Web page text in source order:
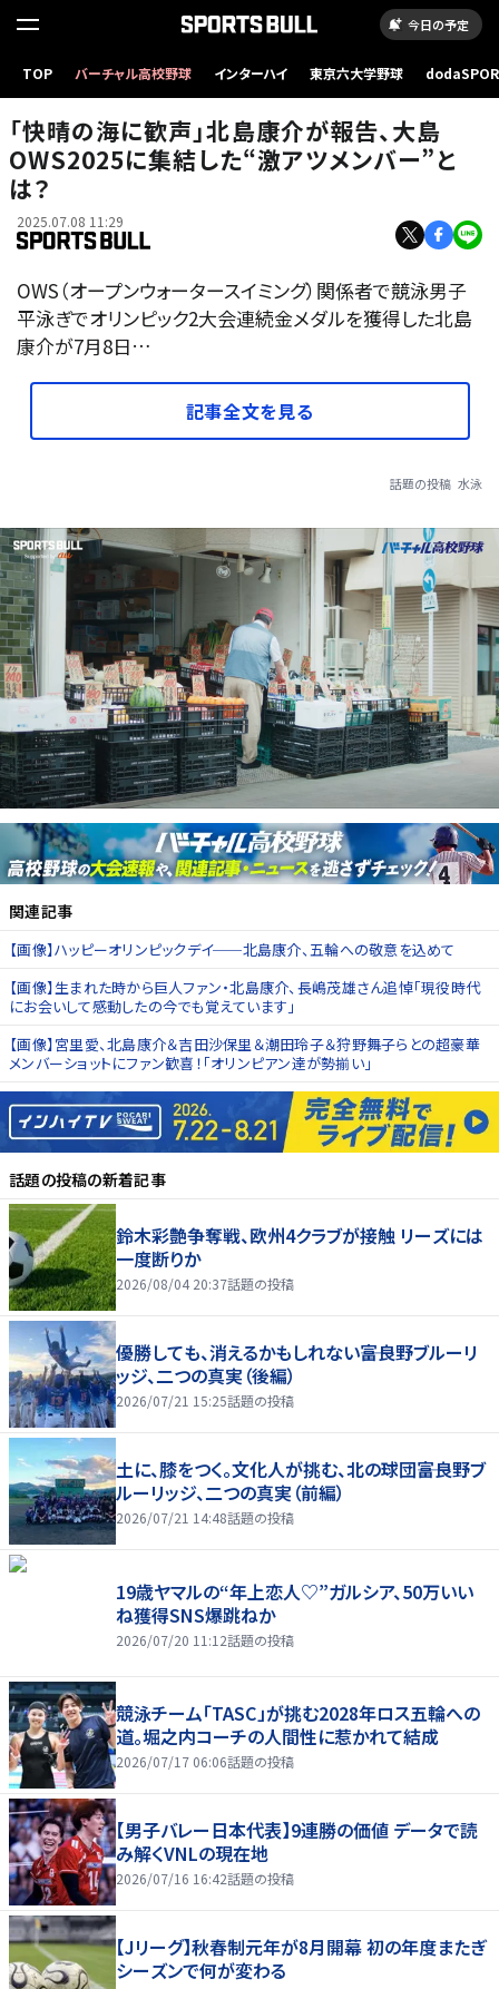
今日の予定
TOP バーチャル高校野球 インターハイ 東京六大学野球
「快晴の海に歓声」北島康介が報告、大島
OWS2025に集結した“激アツメンバー”と
は？
2025.07.08 11:29
OWS（オープンウォータースイミング）関係者で競泳男子
平泳ぎでオリンピック2大会連続金メダルを獲得した北島
康介が7月8日…
記事全文を見る
話題の投稿 水泳
関連記事
【画像】ハッピーオリンピックデイ──北島康介、五輪への敬意を込めて
【画像】生まれた時から巨人ファン・北島康介、長嶋茂雄さん追悼「現役時代
にお会いして感動したの今でも覚えています」
【画像】宮里愛、北島康介＆吉田沙保里＆潮田玲子＆狩野舞子らとの超豪華
メンバーショットにファン歓喜！「オリンピアン達が勢揃い」
話題の投稿の新着記事
鈴木彩艶争奪戦、欧州4クラブが接触 リーズには
一度断りか
2026/08/04 20:37話題の投稿
優勝しても、消えるかもしれない――富良野ブルーリ
ッジ、二つの真実（後編）
2026/07/21 15:25話題の投稿
土に、膝をつく。文化人が挑む、北の球団――富良野ブ
ルーリッジ、二つの真実（前編）
2026/07/21 14:48話題の投稿
19歳ヤマルの“年上恋人♡”ガルシア、50万いい
ね獲得SNS爆跳ねか
2026/07/20 11:12話題の投稿
競泳チーム「TASC」が挑む2028年ロス五輪への
道。堀之内コーチの人間性に惹かれて結成
2026/07/17 06:06話題の投稿
【男子バレー日本代表】9連勝の価値 データで読
み解くVNLの現在地
2026/07/16 16:42話題の投稿
【Jリーグ】秋春制元年が8月開幕 初の年度またぎ
シーズンで何が変わる